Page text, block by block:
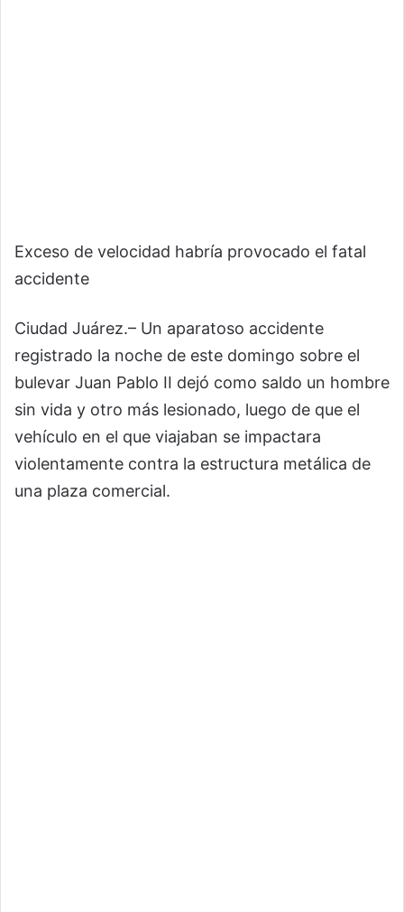
Exceso de velocidad habría provocado el fatal
accidente
Ciudad Juárez.– Un aparatoso accidente
registrado la noche de este domingo sobre el
bulevar Juan Pablo II dejó como saldo un hombre
sin vida y otro más lesionado, luego de que el
vehículo en el que viajaban se impactara
violentamente contra la estructura metálica de
una plaza comercial.